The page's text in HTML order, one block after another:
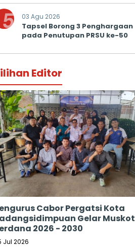
5 03 Agu 2026
Tapsel Borong 3 Penghargaan
pada Penutupan PRSU ke-50
Editor
Cabor Pergatsi Kota
Gelar Muskot
2026 - 2030
Jul 2026